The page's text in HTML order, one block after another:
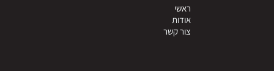
ראשי
אודות
צור קשר